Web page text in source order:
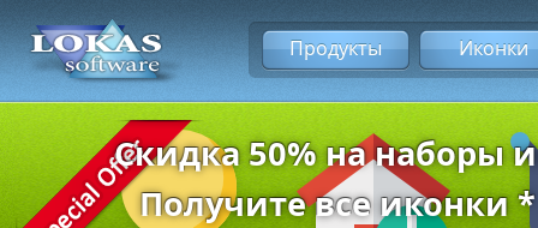
Продукты Иконки
Скидка 50% на наборы
Получите все иконки